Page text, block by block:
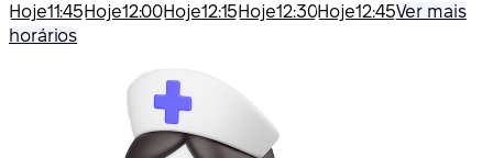
Hoje11:45Hoje12:00Hoje12:15Hoje12:30Hoje12:45Ver mais
horários